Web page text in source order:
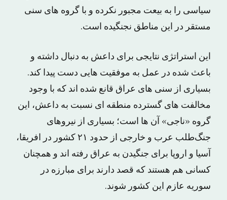
سیاسی را به بیعت مجبور نکرده و با گروه های سنی
مستقر در این مناطق نجنگیده است.
این استراتژی نتایجی برای داعش به دنبال داشته و
باعث شده در عمل به موفقیت هایی دست پیدا کند.
بسیاری از سنی های عراق قانع شده اند که با وجود
مخالفت های گسترده منطقه ای نسبت به داعش، این
گروه «ناجی» آن ها است؛ بسیاری از نیروهای
جنگ‌طلب عرب و خارجی از حدود ۲۱ کشور در افریقا،
آسیا و اروپا برای جنگیدن به عراق رفته اند و همچنان
کسانی هم هستند که قصد دارند برای مبارزه در
سوریه عازم این کشور شوند.